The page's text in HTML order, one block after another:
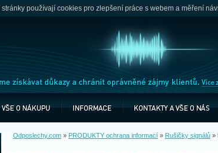
stránky používají cookies pro zlepšení práce s webem a měření
Odposlechy.com » PRODUKTY ochrana informací » Rušičky signálů »